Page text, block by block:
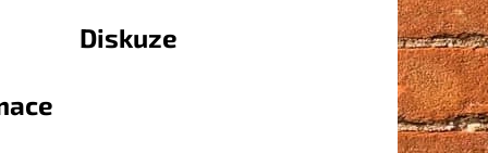
Diskuze